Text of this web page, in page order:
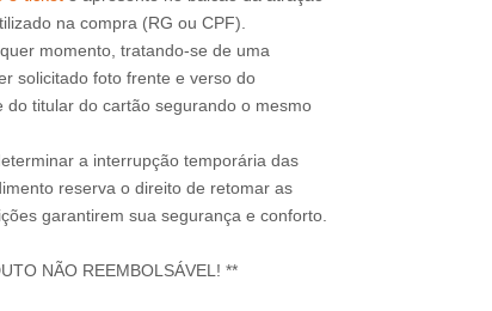
momento, tratando-se de uma
solicitado foto frente e verso do
titular do cartão segurando o mesmo
a interrupção temporária das
reserva o direito de retomar as
garantirem sua segurança e conforto.
NÃO REEMBOLSÁVEL! **